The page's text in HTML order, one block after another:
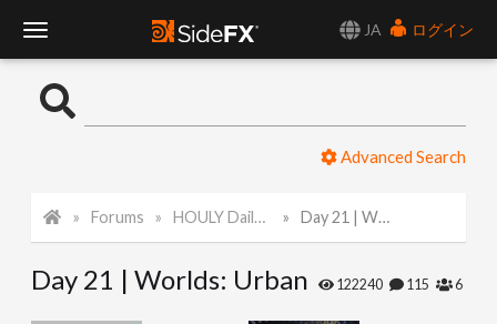
JA
ログイン
o
l
Advanced Search
Forums HOULY Daily Challenge Day 21 | Worlds: Urban
Day 21 | Worlds: Urban 122240 115 6